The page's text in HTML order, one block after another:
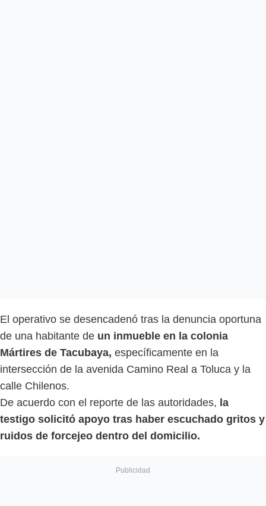
El operativo se desencadenó tras la denuncia oportuna
de una habitante de un inmueble en la colonia
Mártires de Tacubaya, específicamente en la
intersección de la avenida Camino Real a Toluca y la
calle Chilenos.
De acuerdo con el reporte de las autoridades, la
testigo solicitó apoyo tras haber escuchado gritos y
ruidos de forcejeo dentro del domicilio.